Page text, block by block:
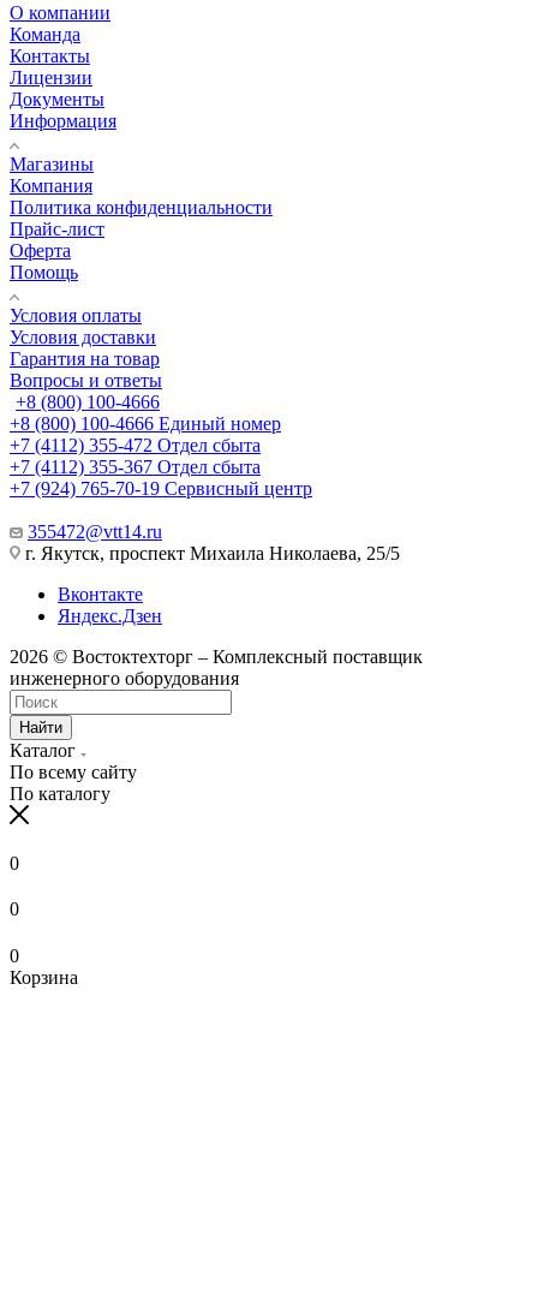
О компании
Команда
Контакты
Лицензии
Документы
Информация
Магазины
Компания
Политика конфиденциальности
Прайс-лист
Оферта
Помощь
Условия оплаты
Условия доставки
Гарантия на товар
Вопросы и ответы
+8 (800) 100-4666
+8 (800) 100-4666 Единый номер
+7 (4112) 355-472 Отдел сбыта
+7 (4112) 355-367 Отдел сбыта
+7 (924) 765-70-19 Сервисный центр
355472@vtt14.ru
г. Якутск, проспект Михаила Николаева, 25/5
Вконтакте
Яндекс.Дзен
2026 © Востоктехторг – Комплексный поставщик
инженерного оборудования
Найти
Каталог
По всему сайту
По каталогу
0
0
0
Корзина